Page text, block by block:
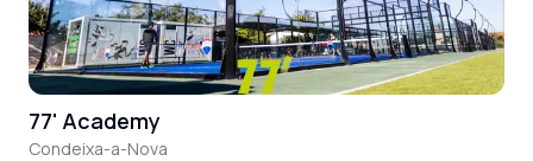
77' Academy
Condeixa-a-Nova